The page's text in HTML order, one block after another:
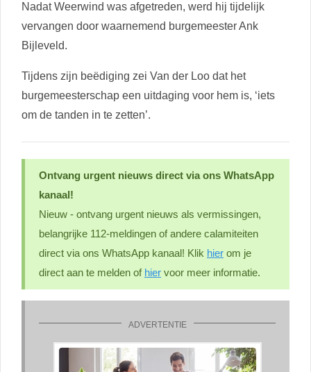
Nadat Weerwind was afgetreden, werd hij tijdelijk
vervangen door waarnemend burgemeester Ank
Bijleveld.
Tijdens zijn beëdiging zei Van der Loo dat het
burgemeesterschap een uitdaging voor hem is, ‘iets
om de tanden in te zetten’.
Ontvang urgent nieuws direct via ons WhatsApp
kanaal!
Nieuw - ontvang urgent nieuws als vermissingen,
belangrijke 112-meldingen of andere calamiteiten
direct via ons WhatsApp kanaal! Klik hier om je
direct aan te melden of hier voor meer informatie.